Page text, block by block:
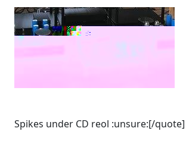
Spikes under CD reol :unsure:[/quote]